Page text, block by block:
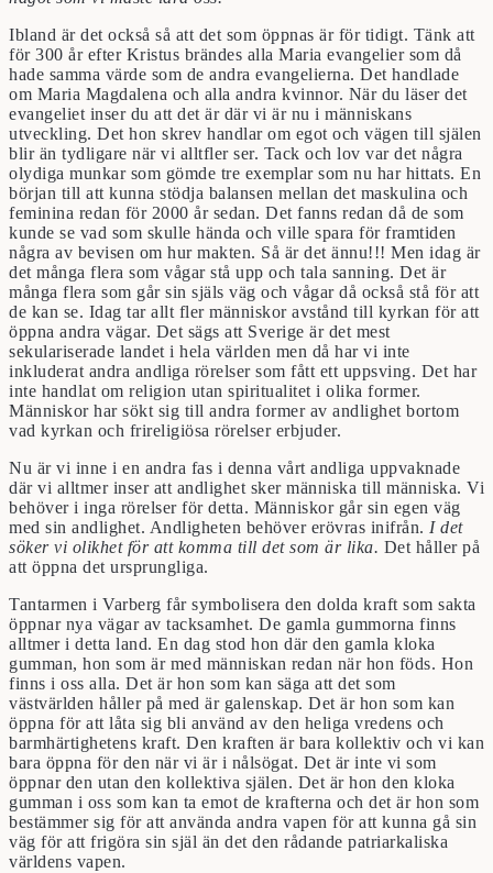
Ibland är det också så att det som öppnas är för tidigt. Tänk att
för 300 år efter Kristus brändes alla Maria evangelier som då
hade samma värde som de andra evangelierna. Det handlade
om Maria Magdalena och alla andra kvinnor. När du läser det
evangeliet inser du att det är där vi är nu i människans
utveckling. Det hon skrev handlar om egot och vägen till själen
blir än tydligare när vi alltfler ser. Tack och lov var det några
olydiga munkar som gömde tre exemplar som nu har hittats. En
början till att kunna stödja balansen mellan det maskulina och
feminina redan för 2000 år sedan. Det fanns redan då de som
kunde se vad som skulle hända och ville spara för framtiden
några av bevisen om hur makten. Så är det ännu!!! Men idag är
det många flera som vågar stå upp och tala sanning. Det är
många flera som går sin själs väg och vågar då också stå för att
de kan se. Idag tar allt fler människor avstånd till kyrkan för att
öppna andra vägar. Det sägs att Sverige är det mest
sekulariserade landet i hela världen men då har vi inte
inkluderat andra andliga rörelser som fått ett uppsving. Det har
inte handlat om religion utan spiritualitet i olika former.
Människor har sökt sig till andra former av andlighet bortom
vad kyrkan och frireligiösa rörelser erbjuder.
Nu är vi inne i en andra fas i denna vårt andliga uppvaknade
där vi alltmer inser att andlighet sker människa till människa. Vi
behöver i inga rörelser för detta. Människor går sin egen väg
med sin andlighet. Andligheten behöver erövras inifrån. I det
söker vi olikhet för att komma till det som är lika. Det håller på
att öppna det ursprungliga.
Tantarmen i Varberg får symbolisera den dolda kraft som sakta
öppnar nya vägar av tacksamhet. De gamla gummorna finns
alltmer i detta land. En dag stod hon där den gamla kloka
gumman, hon som är med människan redan när hon föds. Hon
finns i oss alla. Det är hon som kan säga att det som
västvärlden håller på med är galenskap. Det är hon som kan
öppna för att låta sig bli använd av den heliga vredens och
barmhärtighetens kraft. Den kraften är bara kollektiv och vi kan
bara öppna för den när vi är i nålsögat. Det är inte vi som
öppnar den utan den kollektiva själen. Det är hon den kloka
gumman i oss som kan ta emot de krafterna och det är hon som
bestämmer sig för att använda andra vapen för att kunna gå sin
väg för att frigöra sin själ än det den rådande patriarkaliska
världens vapen.